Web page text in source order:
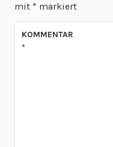
mit * markiert
KOMMENTAR
*